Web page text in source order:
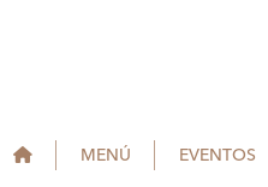
MENÚ EVENTOS